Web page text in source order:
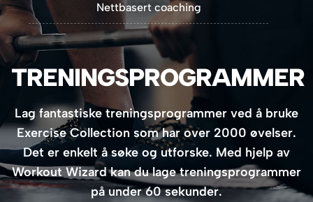
Nettbasert coaching
TRENINGSPROGRAMMER
Lag fantastiske treningsprogrammer ved å bruke
Exercise Collection som har over 2000 øvelser.
Det er enkelt å søke og utforske. Med hjelp av
Workout Wizard kan du lage treningsprogrammer
på under 60 sekunder.